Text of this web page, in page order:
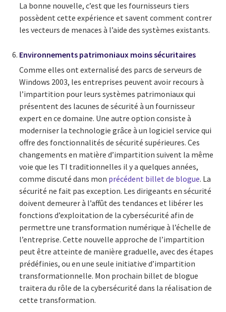
La bonne nouvelle, c’est que les fournisseurs tiers
possèdent cette expérience et savent comment contrer
les vecteurs de menaces à l’aide des systèmes existants.
Environnements patrimoniaux moins sécuritaires
Comme elles ont externalisé des parcs de serveurs de
Windows 2003, les entreprises peuvent avoir recours à
l’impartition pour leurs systèmes patrimoniaux qui
présentent des lacunes de sécurité à un fournisseur
expert en ce domaine. Une autre option consiste à
moderniser la technologie grâce à un logiciel service qui
offre des fonctionnalités de sécurité supérieures. Ces
changements en matière d’impartition suivent la même
voie que les TI traditionnelles il y a quelques années,
comme discuté dans mon précédent billet de blogue. La
sécurité ne fait pas exception. Les dirigeants en sécurité
doivent demeurer à l’affût des tendances et libérer les
fonctions d’exploitation de la cybersécurité afin de
permettre une transformation numérique à l’échelle de
l’entreprise. Cette nouvelle approche de l’impartition
peut être atteinte de manière graduelle, avec des étapes
prédéfinies, ou en une seule initiative d’impartition
transformationnelle. Mon prochain billet de blogue
traitera du rôle de la cybersécurité dans la réalisation de
cette transformation.